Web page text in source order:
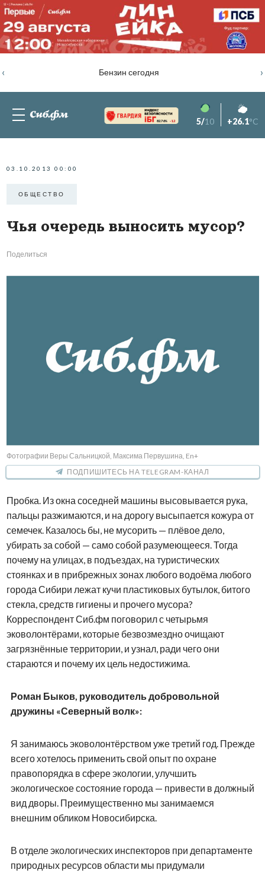
Бензин сегодня
‹ ›
82.76% -1.2 5/10 +26.1°C
03.10.2013 00:00
ОБЩЕСТВО
Чья очередь выносить мусор?
Поделиться
Фотографии Веры Сальницкой, Максима Первушина, En+
ПОДПИШИТЕСЬ НА TELEGRAM-КАНАЛ
Пробка. Из окна соседней машины высовывается рука,
пальцы разжимаются, и на дорогу высыпается кожура от
семечек. Казалось бы, не мусорить — плёвое дело,
убирать за собой — само собой разумеющееся. Тогда
почему на улицах, в подъездах, на туристических
стоянках и в прибрежных зонах любого водоёма любого
города Сибири лежат кучи пластиковых бутылок, битого
стекла, средств гигиены и прочего мусора?
Корреспондент Сиб.фм поговорил с четырьмя
эковолонтёрами, которые безвозмездно очищают
загрязнённые территории, и узнал, ради чего они
стараются и почему их цель недостижима.
Роман Быков, руководитель добровольной
дружины «Северный волк»:
Я занимаюсь эковолонтёрством уже третий год. Прежде
всего хотелось применить свой опыт по охране
правопорядка в сфере экологии, улучшить
экологическое состояние города — привести в должный
вид дворы. Преимущественно мы занимаемся
внешним обликом Новосибирска.
В отделе экологических инспекторов при департаменте
природных ресурсов области мы придумали